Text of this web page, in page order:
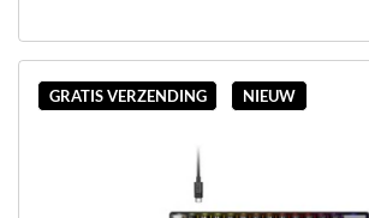
GRATIS VERZENDING NIEUW